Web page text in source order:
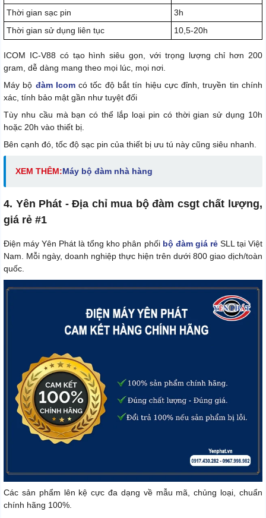
Thời gian sạc pin
3h
Thời gian sử dụng liên tục
10,5-20h
ICOM IC-V88 có tạo hình siêu gọn, với trọng lượng chỉ hơn 200
gram, dễ dàng mang theo mọi lúc, mọi nơi.
Máy bộ đàm Icomcó tốc độ bắt tín hiệu cực đỉnh, truyền tin chính
xác, tính bảo mật gần như tuyệt đối
Tùy nhu cầu mà bạn có thể lắp loại pin có thời gian sử dụng 10h
hoặc 20h vào thiết bị.
Bên cạnh đó, tốc độ sạc pin của thiết bị ưu tú này cũng siêu nhanh.
XEM THÊM:Máy bộ đàm nhà hàng
4. Yên Phát - Địa chỉ mua bộ đàm csgt chất lượng,
giá rẻ #1
Điện máy Yên Phát là tổng kho phân phối bộ đàm giá rẻSLL tại Việt
Nam. Mỗi ngày, doanh nghiệp thực hiện trên dưới 800 giao dịch/toàn
quốc.
Các sản phẩm lên kệ cực đa dạng về mẫu mã, chủng loại, chuẩn
chính hãng 100%.